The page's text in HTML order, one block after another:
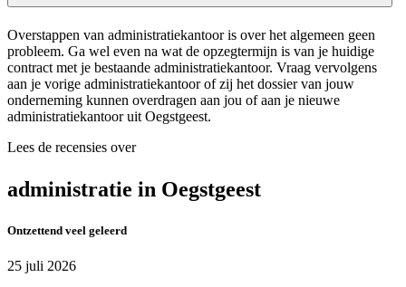
Overstappen van administratiekantoor is over het algemeen geen
probleem. Ga wel even na wat de opzegtermijn is van je huidige
contract met je bestaande administratiekantoor. Vraag vervolgens
aan je vorige administratiekantoor of zij het dossier van jouw
onderneming kunnen overdragen aan jou of aan je nieuwe
administratiekantoor uit Oegstgeest.
Lees de recensies over
administratie in Oegstgeest
Ontzettend veel geleerd
25 juli 2026